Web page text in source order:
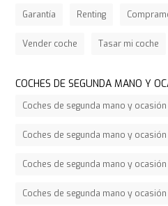
Garantía Renting
Vender coche Tasar mi coche
COCHES DE SEGUNDA MANO Y
Coches de segunda mano y
Coches de segunda mano y ocasión
Coches de segunda mano y
Coches de segunda mano y ocasión